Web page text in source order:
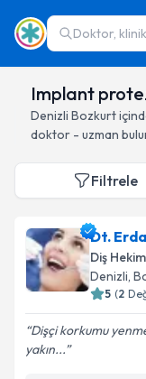
Doktor,
Implant
Denizli Bozkurt
doktor - uzman
Filtrele
Dt.
Diş
Denizli,
5 (2
Dişçi korkumu
yakın...